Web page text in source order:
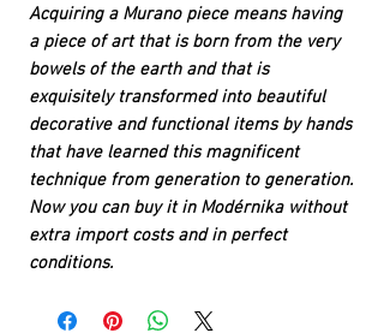
Acquiring a Murano piece means having
a piece of art that is born from the very
bowels of the earth and that is
exquisitely transformed into beautiful
decorative and functional items by hands
that have learned this magnificent
technique from generation to generation.
Now you can buy it in Modérnika without
extra import costs and in perfect
conditions.